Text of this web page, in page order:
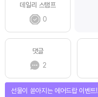
데일리 스탬프
0
댓글
2
선물이 쏟아지는 에어드랍 이벤트!